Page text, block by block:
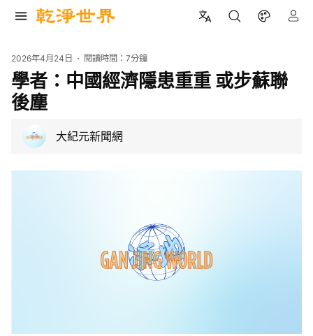
2026年4月24日 閱讀時間：7分鐘
學者：中國經濟隱患重重 或步蘇聯
後塵
大紀元新聞網